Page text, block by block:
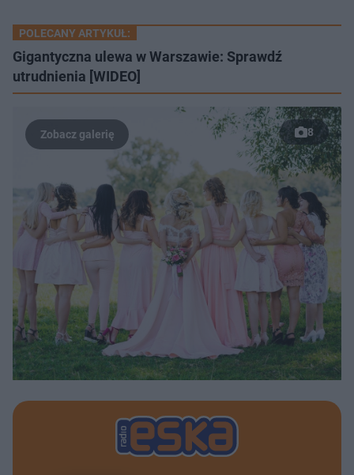
POLECANY ARTYKUŁ:
Gigantyczna ulewa w Warszawie: Sprawdź
utrudnienia [WIDEO]
8